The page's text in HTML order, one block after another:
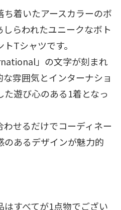
着いたアースカラーのボ
らわれたユニークなボト
Tシャツです。
」の文字が刻まれ
雰囲気とインターナショ
遊び心のある1着となっ
せるだけでコーディネー
のあるデザインが魅力的
すべてが1点物でござい